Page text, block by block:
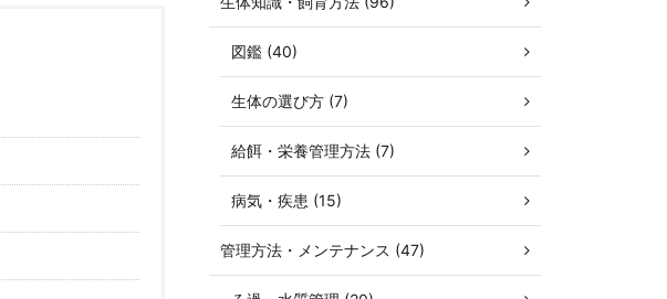
図鑑 (40)
生体の選び方 (7)
給餌・栄養管理方法 (7)
病気・疾患 (15)
管理方法・メンテナンス (47)